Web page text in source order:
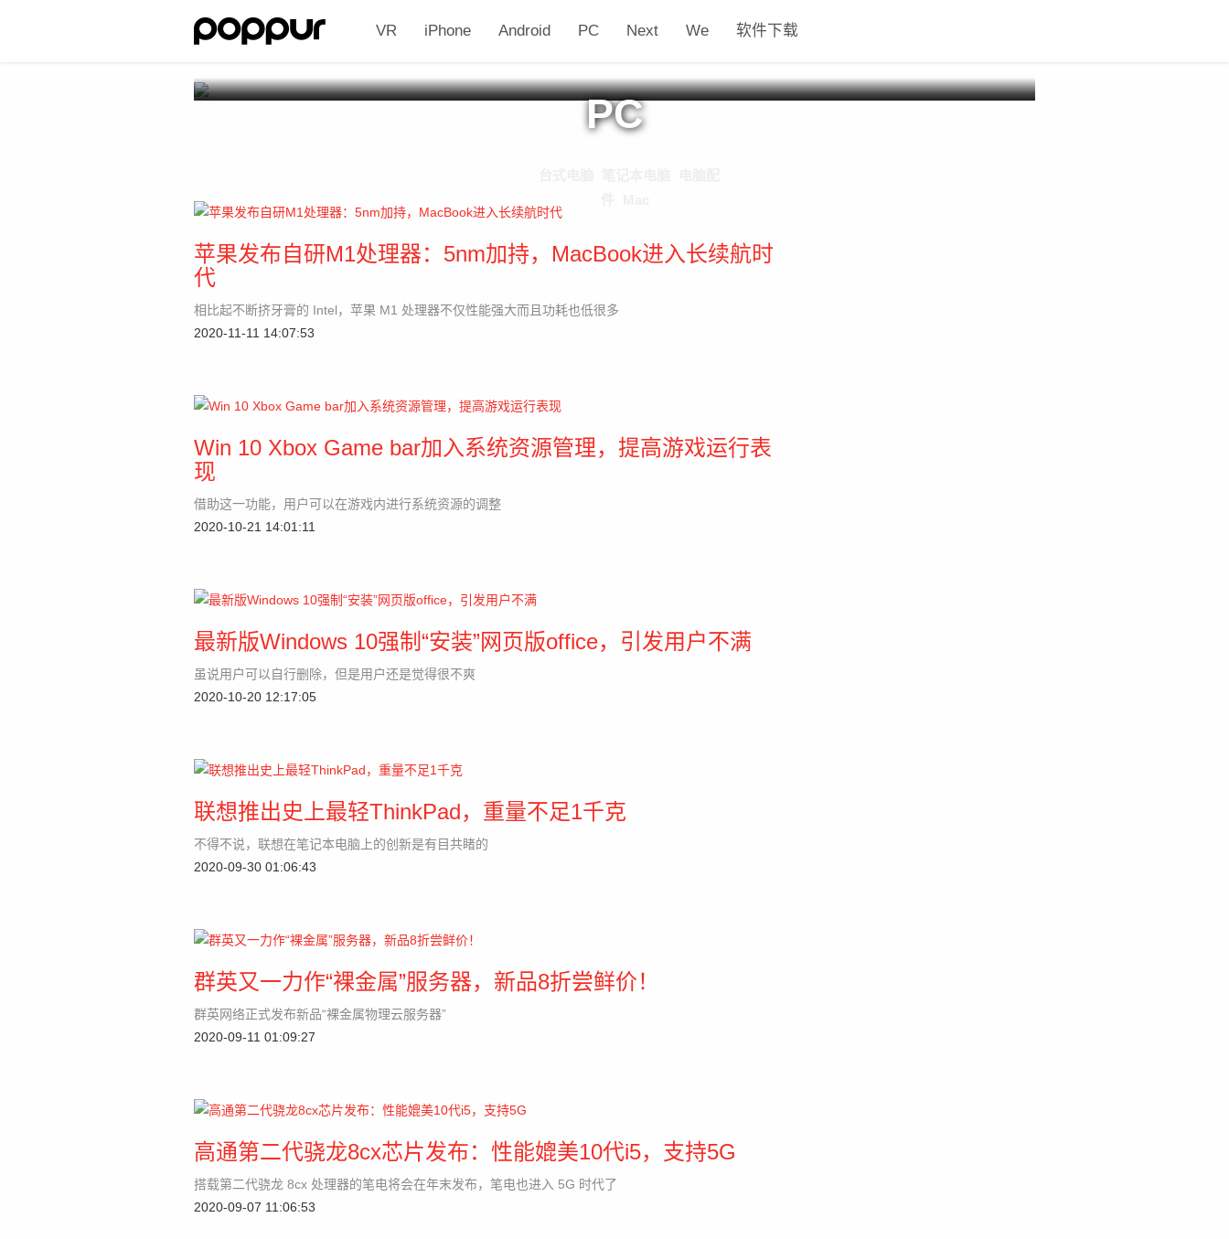
VR iPhone Android PC Next We 软件下载
PC
苹果发布自研M1处理器：5nm加持，MacBook进入长续航时
代
相比起不断挤牙膏的 Intel，苹果 M1 处理器不仅性能强大而且功耗也低很多
2020-11-11 14:07:53
Win 10 Xbox Game bar加入系统资源管理，提高游戏运行表
现
借助这一功能，用户可以在游戏内进行系统资源的调整
2020-10-21 14:01:11
最新版Windows 10强制“安装”网页版office，引发用户不满
虽说用户可以自行删除，但是用户还是觉得很不爽
2020-10-20 12:17:05
联想推出史上最轻ThinkPad，重量不足1千克
不得不说，联想在笔记本电脑上的创新是有目共睹的
2020-09-30 01:06:43
群英又一力作“裸金属”服务器，新品8折尝鲜价！
群英网络正式发布新品“裸金属物理云服务器”
2020-09-11 01:09:27
高通第二代骁龙8cx芯片发布：性能媲美10代i5，支持5G
搭载第二代骁龙 8cx 处理器的笔电将会在年末发布，笔电也进入 5G 时代了
2020-09-07 11:06:53